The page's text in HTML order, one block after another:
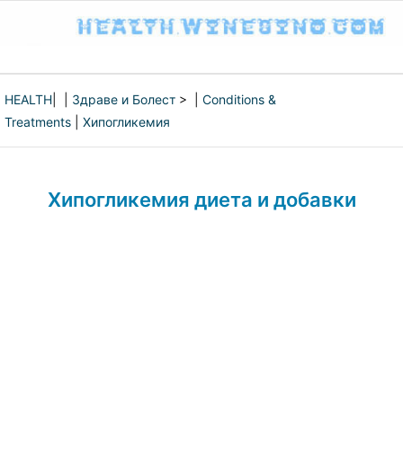
HEALTH Здраве и Болест > | Conditions &
Treatments
Хипогликемия
Хипогликемия диета и добавки